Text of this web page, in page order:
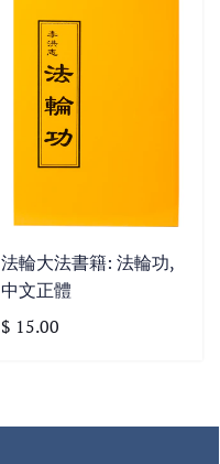
法輪大法書籍: 法輪功,
中文正體
$ 15.00